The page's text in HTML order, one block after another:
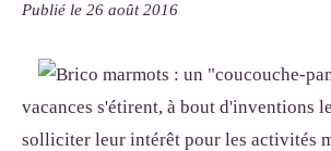
Publié le 26 août 2016
vacances s'étirent, à bout d'inventions
solliciter leur intérêt pour les activités